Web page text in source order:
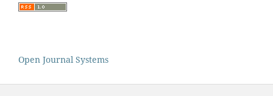
Open Journal Systems